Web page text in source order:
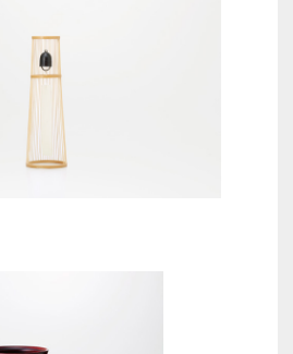
販売されている製品
である川名幸司さん
商品開発の経験を活
に声をかけ、ゼロか
っています。 その際